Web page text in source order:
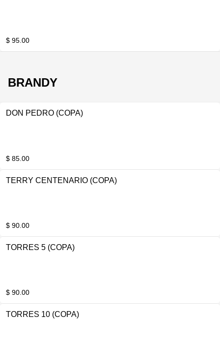
$ 95.00
BRANDY
DON PEDRO (COPA)
$ 85.00
TERRY CENTENARIO (COPA)
$ 90.00
TORRES 5 (COPA)
$ 90.00
TORRES 10 (COPA)